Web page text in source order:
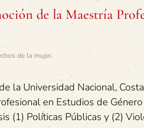
de la Maestría
de la mujer.
la Universidad Nacional,
en Estudios de
(1) Políticas Públicas y (2)